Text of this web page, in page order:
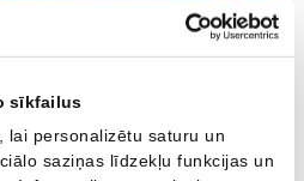
sīkfailus
lai personalizētu saturu un
saziņas līdzekļu funkcijas un
“ZOOM WHITE SPEED”zobu
ultravioletā (UV) starojuma
efektivitāti paaugstina jauns